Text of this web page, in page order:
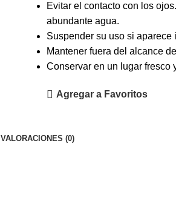
Evitar el contacto con los
abundante agua.
Suspender su uso si aparece
Mantener fuera del alcance
Conservar en un lugar fresco
Agregar a Favoritos
VALORACIONES (0)